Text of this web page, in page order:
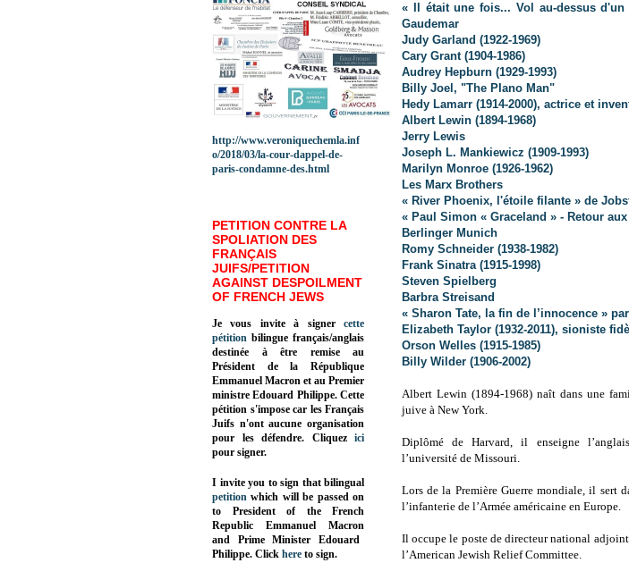
« Il était une fois... Vol au-dessus
Gaudemar
Judy Garland (1922-1969)
Cary Grant (1904-1986)
Audrey Hepburn (1929-1993)
Billy Joel, "The PIano Man"
Hedy Lamarr (1914-2000), actrice et
Albert Lewin (1894-1968)
Jerry Lewis
Joseph L. Mankiewicz (1909-1993)
Marilyn Monroe (1926-1962)
Les Marx Brothers
« River Phoenix, l'étoile filante » de
« Paul Simon « Graceland » - Retour
Berlinger Munich
Romy Schneider (1938-1982)
Frank Sinatra (1915-1998)
Steven Spielberg
Barbra Streisand
« Sharon Tate, la fin de l’innocence »
Elizabeth Taylor (1932-2011), sioniste
Orson Welles (1915-1985)
Billy Wilder (1906-2002)
Albert Lewin (1894-1968) naît dans une
juive à New York.
Diplômé de Harvard, il enseigne
l’université de Missouri.
Lors de la Première Guerre mondiale, il sert
l’infanterie de l’Armée américaine en Europe.
Il occupe le poste de directeur national
l’American Jewish Relief Committee.
http://www.veroniquechemla.inf
o/2018/03/la-cour-dappel-de-
paris-condamne-des.html
PETITION CONTRE LA
SPOLIATION DES
FRANÇAIS
JUIFS/PETITION
AGAINST DESPOILMENT
OF FRENCH JEWS
Je vous invite à signer cette
pétition bilingue français/anglais
destinée à être remise au
Président de la République
Emmanuel Macron et au Premier
ministre Edouard Philippe. Cette
pétition s'impose car les Français
Juifs n'ont aucune organisation
pour les défendre. Cliquez
ici
pour signer.
I invite you to sign that bilingual
petition which will be passed on
to President of the French
Republic Emmanuel Macron
and Prime Minister Edouard
Philippe. Click here to sign.